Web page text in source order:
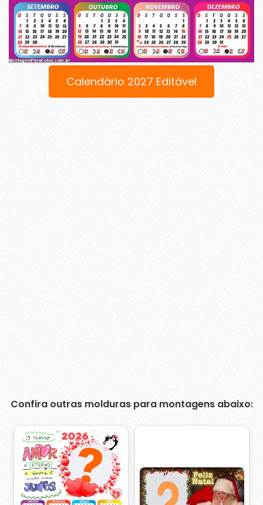
Calendário 2027 Editável
Confira outras molduras para montagens abaixo: